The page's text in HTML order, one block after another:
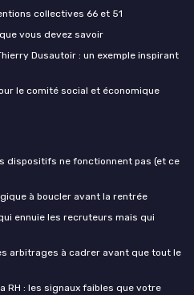
collectives 66 et 51
vous devez savoir
Dusautoir : un exemple inspirant
le comité social et économique
dispositifs ne fonctionnent pas (et ce
à boucler avant la rentrée
ennuie les recruteurs mais qui
arbitrages à cadrer avant que tout le
RH : les signaux faibles que votre